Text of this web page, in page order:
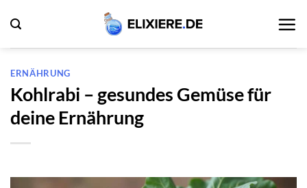
Inhalt
springen
ERNÄHRUNG
Kohlrabi – gesundes Gemüse für
deine Ernährung